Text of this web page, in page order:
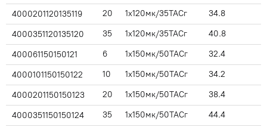
4000201120135119 20 1x120мк/35ТАСг 34.8
4000351120135120 35 1x120мк/35ТАСг 40.8
400061150150121 6 1x150мк/50ТАСг 32.4
4000101150150122 10 1x150мк/50ТАСг 34.2
4000201150150123 20 1x150мк/50ТАСг 38.4
4000351150150124 35 1x150мк/50ТАСг 44.4